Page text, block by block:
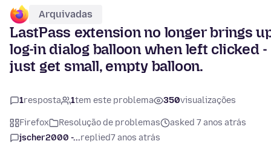
Arquivadas
LastPass extension no longer brings
log-in dialog balloon when left clicked -
just get small, empty balloon.
1resposta 1tem este problema 350visualizações
Firefox Resolução de problemas
asked 7 anos atrás
jscher2000 -...replied7 anos atrás